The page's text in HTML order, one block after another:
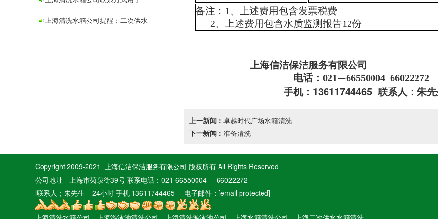
上海清洗水箱公司提醒：二次供水
备注：1、上述费用包含发票税费
2、上述费用包含水质监测报告12份
上海信洁保洁服务有限公司
电话： 021 —66550004 66022272
手机： 13611744465 联系人：朱
上一新闻： 卓越时代广场水箱清洗
下一新闻： 准备清洗
Copyright 2009-2021 上海信洁保洁服务有限公司 版权所有 All Rights Reserved
公司地址：上海市菊泉街39号 联系电话：021-66550004 66022272
l联系人；朱先生 24小时 手机 13611744465 电子邮件： [email protected]
上海清洗水箱公司 、上海游泳池清洗公司、上海清洗游泳池公司、上海水箱清洗公司、上海二次供水水箱清洗